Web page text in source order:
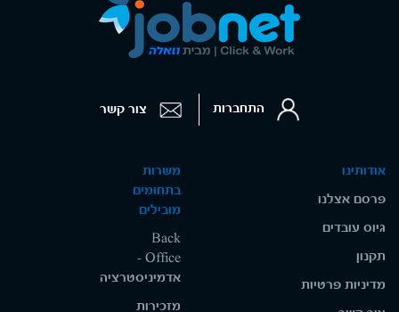
אודותינו
פרסם אצלנו
גיוס עובדים
תקנון
מדיניות פרטיות
משרות
בתחומים
מובילים
Back
Office -
אדמיניסטרציה
מזכירות